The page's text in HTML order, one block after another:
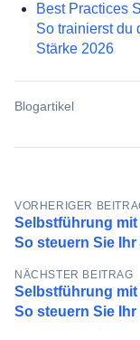
Best Practices
So trainierst du
Stärke 2026
Blogartikel
VORHERIGER
Selbstführung
So steuern Sie
NÄCHSTER BEITRAG
Selbstführung
So steuern Sie